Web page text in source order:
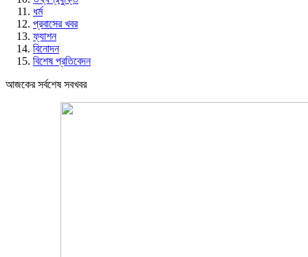
ধর্ম
প্রবাসের খবর
ফ্যাশন
বিনোদন
বিশেষ প্রতিবেদন
আজকের সর্বশেষ সবখবর